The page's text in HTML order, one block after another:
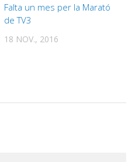
Falta un mes per la Marató
de TV3
18 NOV., 2016